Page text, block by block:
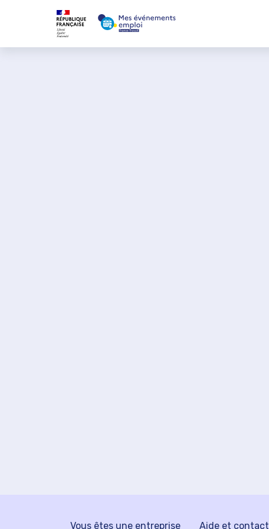
Vous êtes une entreprise Aide et contact